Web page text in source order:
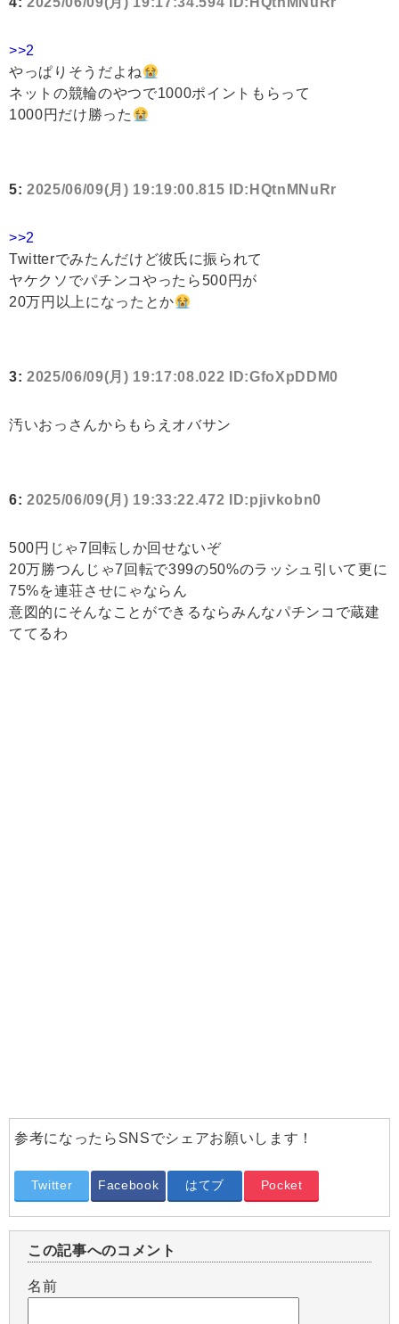
>>2
やっぱりそうだよね
ネットの競輪のやつで1000ポイントもらって
1000円だけ勝った
5: 2025/06/09(月) 19:19:00.815 ID:HQtnMNuRr
>>2
Twitterでみたんだけど彼氏に振られて
ヤケクソでパチンコやったら500円が
20万円以上になったとか
3: 2025/06/09(月) 19:17:08.022 ID:GfoXpDDM0
汚いおっさんからもらえオバサン
6: 2025/06/09(月) 19:33:22.472 ID:pjivkobn0
500円じゃ7回転しか回せないぞ
20万勝つんじゃ7回転で399の50%のラッシュ引いて更に
75%を連荘させにゃならん
意図的にそんなことができるならみんなパチンコで蔵建
ててるわ
参考になったらSNSでシェアお願いします！
Twitter Facebook はてブ Pocket
この記事へのコメント
名前